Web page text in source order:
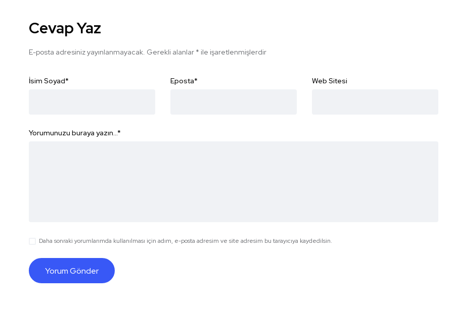
Cevap Yaz
E-posta adresiniz yayınlanmayacak. Gerekli alanlar * ile işaretlenmişlerdir
İsim Soyad* Eposta* Web Sitesi
Yorumunuzu buraya yazın...*
Daha sonraki yorumlarımda kullanılması için adım, e-posta adresim ve site adresim bu tarayıcıya kaydedilsin.